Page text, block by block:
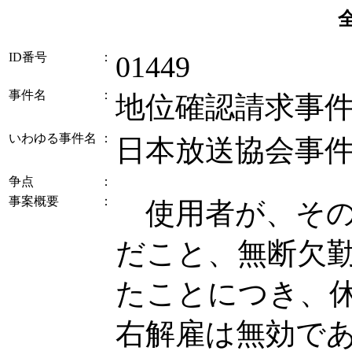
ID番号 ： 01449
事件名 ： 地位確認請求事
いわゆる事件名 ： 日本放送協会事
争点
：
事案概要
：
使用者が、そ
だこと、無断欠
たことにつき、
右解雇は無効で